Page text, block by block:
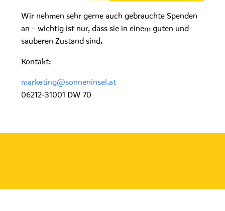
Wir nehmen sehr gerne auch gebrauchte Spenden
an – wichtig ist nur, dass sie in einem guten und
sauberen Zustand sind.
Kontakt:
marketing@sonneninsel.at
06212-31001 DW 70